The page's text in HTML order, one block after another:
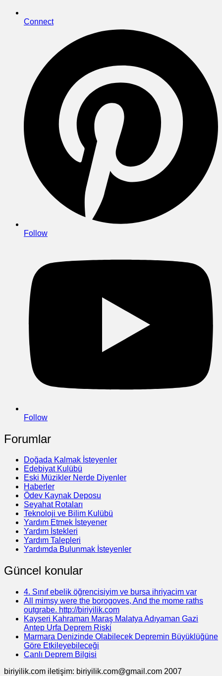
Connect
Follow
Follow
Forumlar
Doğada Kalmak İsteyenler
Edebiyat Kulübü
Eski Müzikler Nerde Diyenler
Haberler
Ödev Kaynak Deposu
Seyahat Rotaları
Teknoloji ve Bilim Kulübü
Yardım Etmek İsteyener
Yardım İstekleri
Yardım Talepleri
Yardımda Bulunmak İsteyenler
Güncel konular
4. Sınıf ebelik öğrencisiyim ve bursa ihriyacim var
All mimsy were the borogoves, And the mome raths
outgrabe. http://biriyilik.com
Kayseri Kahraman Maraş Malatya Adıyaman Gazi
Antep Urfa Deprem Riski
Marmara Denizinde Olabilecek Depremin Büyüklüğüne
Göre Etkileyebileceği
Canlı Deprem Bilgisi
biriyilik.com iletişim: biriyilik.com@gmail.com 2007